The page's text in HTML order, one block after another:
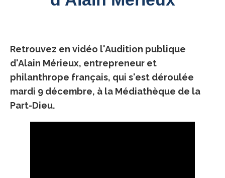
Retrouvez en vidéo l'Audition publique
d'Alain Mérieux, entrepreneur et
philanthrope français, qui s'est déroulée
mardi 9 décembre, à la Médiathèque de la
Part-Dieu.